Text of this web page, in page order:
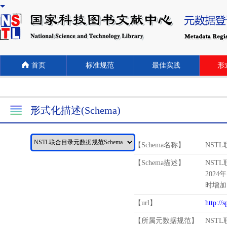
首页 标准规范 最佳实践 形
形式化描述(Schema)
【Schema名称】 NSTL
【Schema描述】
NSTL
2024
时增
【url】 http://
【所属元数据规范】 NSTL